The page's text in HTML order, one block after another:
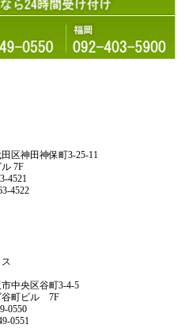
区神田神保町3-25-11
7F
4521
4522
中央区谷町3-4-5
谷町ビル 7F
0550
0551